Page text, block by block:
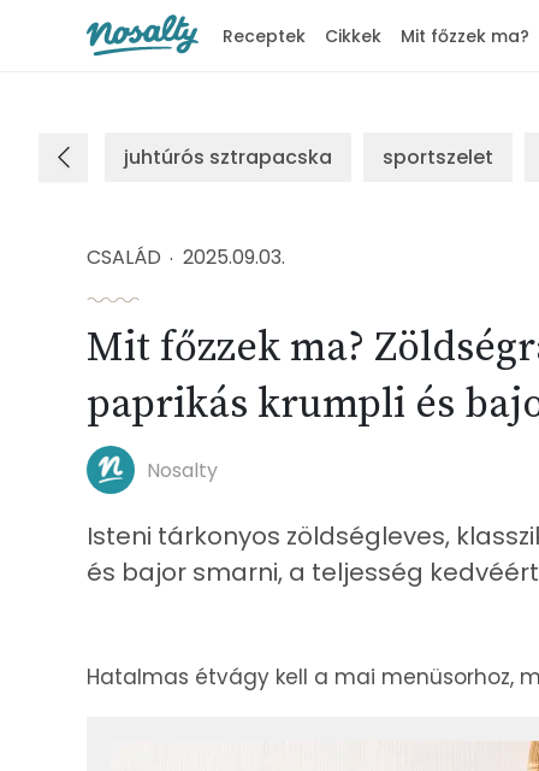
Receptek Cikkek Mit főzzek ma?
juhtúrós sztrapacska sportszelet
CSALÁD 2025.09.03.
Mit főzzek ma?
paprikás krumpli és
Nosalty
Isteni tárkonyos zöldségleves,
és bajor smarni, a teljesség
Hatalmas étvágy kell a mai menüsorhoz,